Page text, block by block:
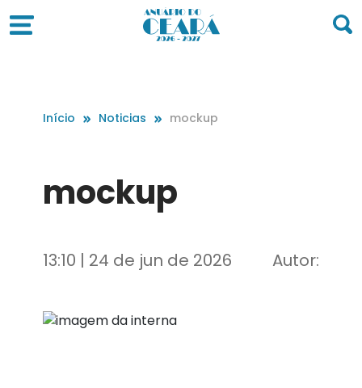
Início Noticias mockup
mockup
13:10 | 24 de jun de 2026 Autor: